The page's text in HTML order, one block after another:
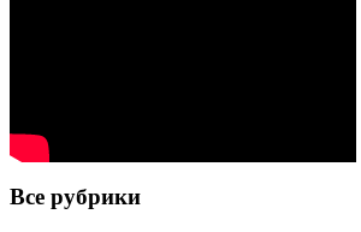
Все рубрики